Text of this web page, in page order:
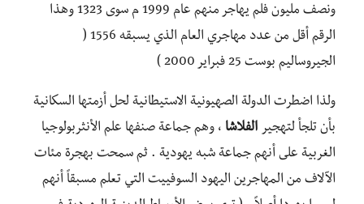
ونصف مليون فلم يهاجر منهم عام 1999 م سوى 1323 وهذا
الرقم أقل من عدد مهاجري العام الذي يسبقه 1556 (
الجيروساليم بوست 25 فبراير 2000 )
ولذا اضطرت الدولة الصهيونية الاستيطانية لحل أزمتها السكانية
بأن تلجأ لتهجير الفلاشا ، وهم جماعة صنفها علم الأنثربولوجيا
الغربية على أنهم جماعة شبه يهودية . ثم سمحت بهجرة مئات
الآلاف من المهاجرين اليهود السوفييت التي تعلم مسبقاً أنهم